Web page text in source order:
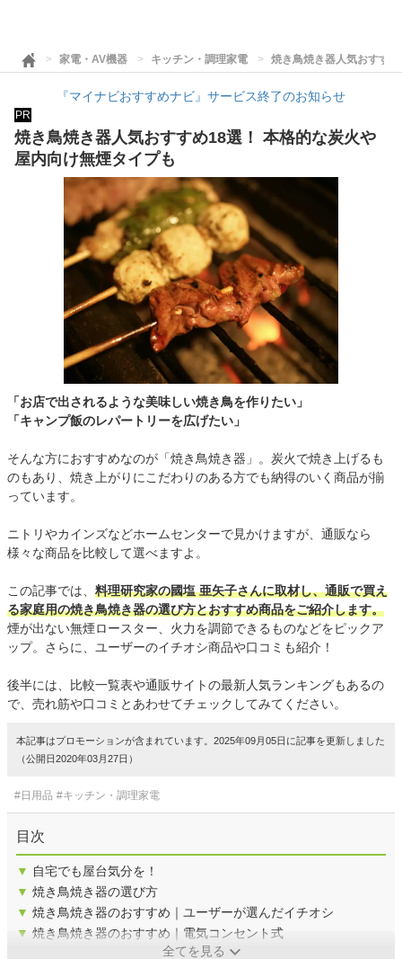
家電・AV機器 キッチン・調理家電 焼き鳥焼き器人気おすす
『マイナビおすすめナビ』サービス終了のお知らせ
PR
焼き鳥焼き器人気おすすめ18選！ 本格的な炭火や
屋内向け無煙タイプも
「お店で出されるような美味しい焼き鳥を作りたい」
「キャンプ飯のレパートリーを広げたい」
そんな方におすすめなのが「焼き鳥焼き器」。炭火で焼き上げるも
のもあり、焼き上がりにこだわりのある方でも納得のいく商品が揃
っています。
ニトリやカインズなどホームセンターで見かけますが、通販なら
様々な商品を比較して選べますよ。
この記事では、 料理研究家の國塩 亜矢子さんに取材し、通販で買え
る家庭用の焼き鳥焼き器の選び方とおすすめ商品をご紹介します。
煙が出ない無煙ロースター、火力を調節できるものなどをピックア
ップ。さらに、ユーザーのイチオシ商品や口コミも紹介！
後半には、比較一覧表や通販サイトの最新人気ランキングもあるの
で、売れ筋や口コミとあわせてチェックしてみてください。
本記事はプロモーションが含まれています。2025年09月05日に記事を更新しました
（公開日2020年03月27日）
#日用品 #キッチン・調理家電
目次
▼ 自宅でも屋台気分を！
▼ 焼き鳥焼き器の選び方
▼ 焼き鳥焼き器のおすすめ｜ユーザーが選んだイチオシ
▼ 焼き鳥焼き器のおすすめ｜電気コンセント式
全てを見る